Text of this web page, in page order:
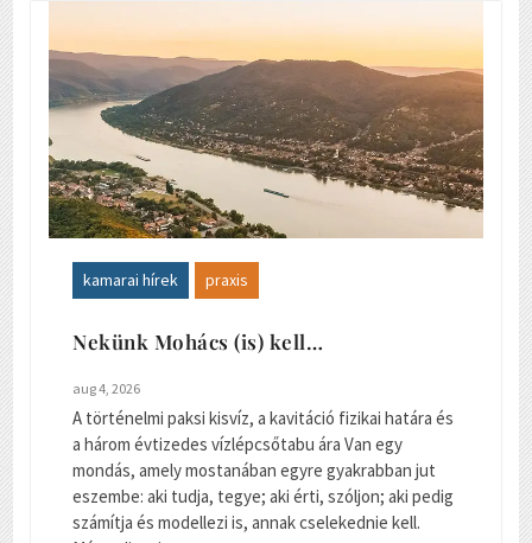
kamarai hírek praxis
Nekünk Mohács (is) kell…
aug 4, 2026
A történelmi paksi kisvíz, a kavitáció fizikai határa és
a három évtizedes vízlépcsőtabu ára Van egy
mondás, amely mostanában egyre gyakrabban jut
eszembe: aki tudja, tegye; aki érti, szóljon; aki pedig
számítja és modellezi is, annak cselekednie kell.